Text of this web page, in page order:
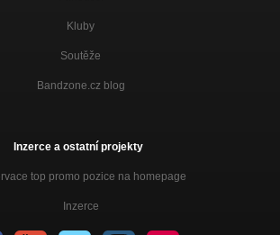
Kluby
Soutěže
Bandzone.cz blog
Inzerce a ostatní projekty
top promo pozice na homepage
Inzerce